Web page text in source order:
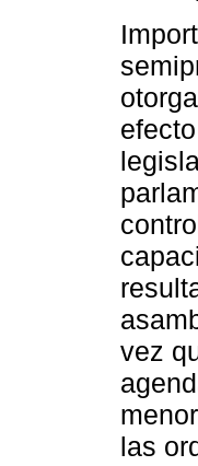
vez
las